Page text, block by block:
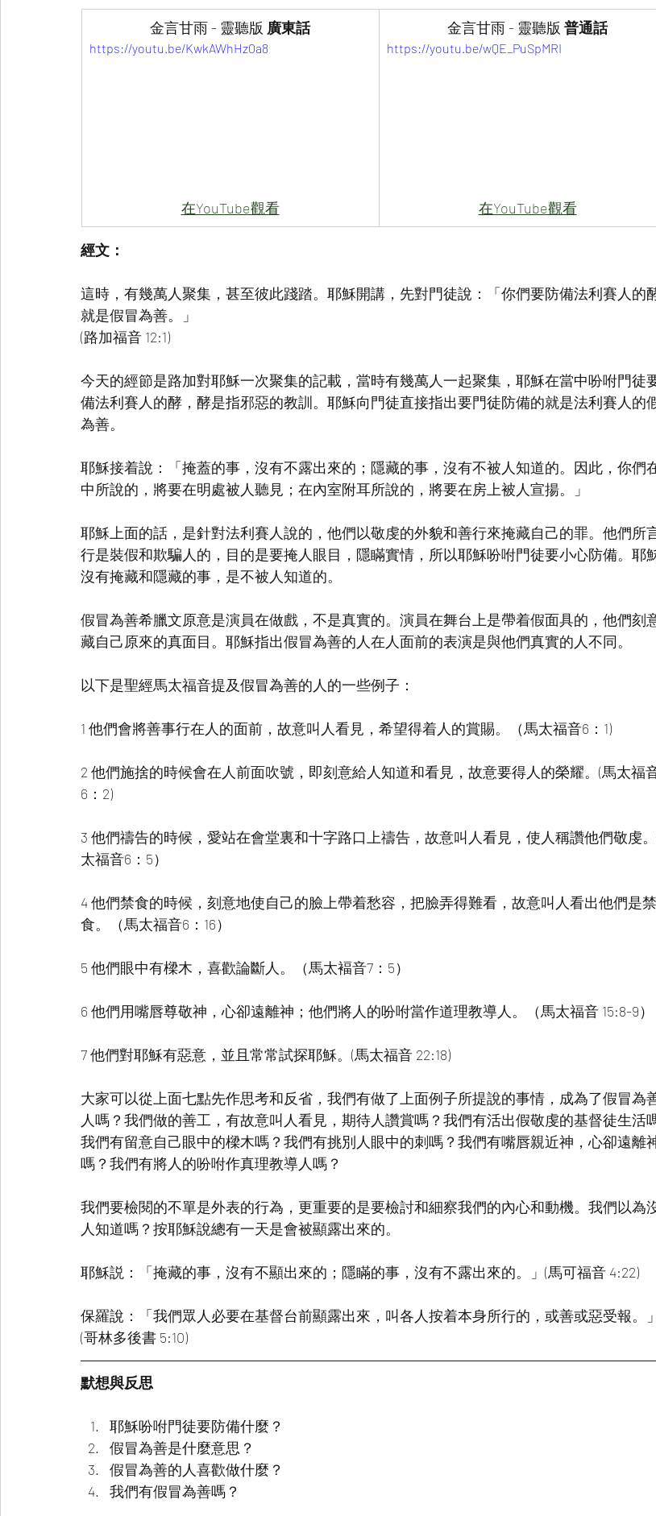
金言甘雨 - 靈聽版 廣東話
https://youtu.be/KwkAWhHz0a8
在YouTube觀看
金言甘雨 - 靈聽版 普通話
https://youtu.be/wQE_PuSpMRI
在YouTube觀看
經文：
這時，有幾萬人聚集，甚至彼此踐踏。耶穌開講，先對門徒說：「你們要防備法利賽人的
就是假冒為善。」
(路加福音 12:1)
今天的經節是路加對耶穌一次聚集的記載，當時有幾萬人一起聚集，耶穌在當中吩咐門徒
備法利賽人的酵，酵是指邪惡的教訓。耶穌向門徒直接指出要門徒防備的就是法利賽人的
為善。
耶穌接着說：「掩蓋的事，沒有不露出來的；隱藏的事，沒有不被人知道的。因此，你們
中所說的，將要在明處被人聽見；在內室附耳所說的，將要在房上被人宣揚。」
耶穌上面的話，是針對法利賽人說的，他們以敬虔的外貌和善行來掩藏自己的罪。他們所
行是裝假和欺騙人的，目的是要掩人眼目，隱瞞實情，所以耶穌吩咐門徒要小心防備。耶
沒有掩藏和隱藏的事，是不被人知道的。
假冒為善希臘文原意是演員在做戲，不是真實的。演員在舞台上是帶着假面具的，他們刻
藏自己原來的真面目。耶穌指出假冒為善的人在人面前的表演是與他們真實的人不同。
以下是聖經馬太福音提及假冒為善的人的一些例子：
1 他們會將善事行在人的面前，故意叫人看見，希望得着人的賞賜。（馬太福音6：1)
2 他們施捨的時候會在人前面吹號，即刻意給人知道和看見，故意要得人的榮耀。(馬太福
6：2)
3 他們禱告的時候，愛站在會堂裏和十字路口上禱告，故意叫人看見，使人稱讚他們敬虔
太福音6：5）
4 他們禁食的時候，刻意地使自己的臉上帶着愁容，把臉弄得難看，故意叫人看出他們是禁
食。（馬太福音6：16）
5 他們眼中有樑木，喜歡論斷人。（馬太褔音7：5）
6 他們用嘴唇尊敬神，心卻遠離神；他們將人的吩咐當作道理教導人。（馬太福音 15:8-9）
7 他們對耶穌有惡意，並且常常試探耶穌。(馬太福音 22:18)
大家可以從上面七點先作思考和反省，我們有做了上面例子所提說的事情，成為了假冒為
人嗎？我們做的善工，有故意叫人看見，期待人讚賞嗎？我們有活出假敬虔的基督徒生活
我們有留意自己眼中的樑木嗎？我們有挑別人眼中的刺嗎？我們有嘴唇親近神，心卻遠離
嗎？我們有將人的吩咐作真理教導人嗎？
我們要檢閱的不單是外表的行為，更重要的是要檢討和細察我們的內心和動機。我們以為
人知道嗎？按耶穌說總有一天是會被顯露出來的。
耶穌説：「掩藏的事，沒有不顯出來的；隱瞞的事，沒有不露出來的。」(馬可福音 4:22)
保羅說：「我們眾人必要在基督台前顯露出來，叫各人按着本身所行的，或善或惡受報。」
(哥林多後書 5:10)
默想與反思
耶穌吩咐門徒要防備什麼？
假冒為善是什麼意思？
假冒為善的人喜歡做什麼？
我們有假冒為善嗎？